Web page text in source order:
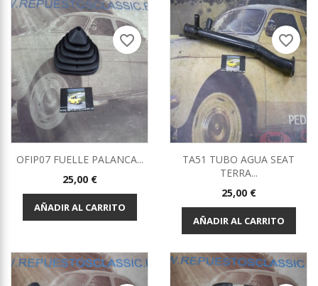
OFIP07 FUELLE PALANCA...
Precio
25,00 €
AÑADIR AL CARRITO
favorite_border
TA51 TUBO AGUA SEAT
TERRA...
Precio
25,00 €
AÑADIR AL CARRITO
favorite_border